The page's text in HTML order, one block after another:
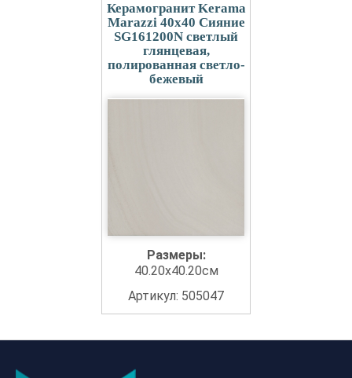
Керамогранит Kerama
Marazzi 40x40 Сияние
SG161200N светлый
глянцевая,
полированная светло-
бежевый
Размеры:
40.20x40.20см
Артикул: 505047